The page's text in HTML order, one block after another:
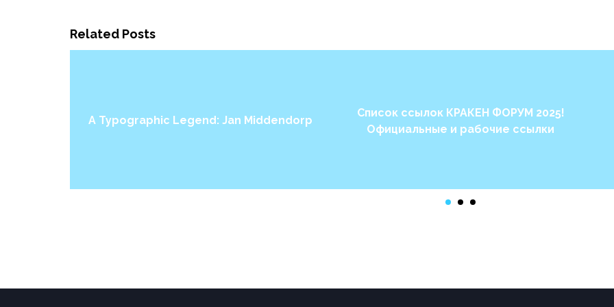
Related Posts
A Typographic Legend: Jan Middendorp
Список ссылок КРАКЕН ФОРУМ 2025!
Официальные и рабочие ссылки